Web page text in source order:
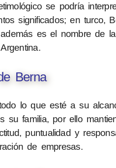
se podría
significados; en turco,
además es el nombre de
Berna
lo que esté a su
su familia, por ello
puntualidad y
de empresas.